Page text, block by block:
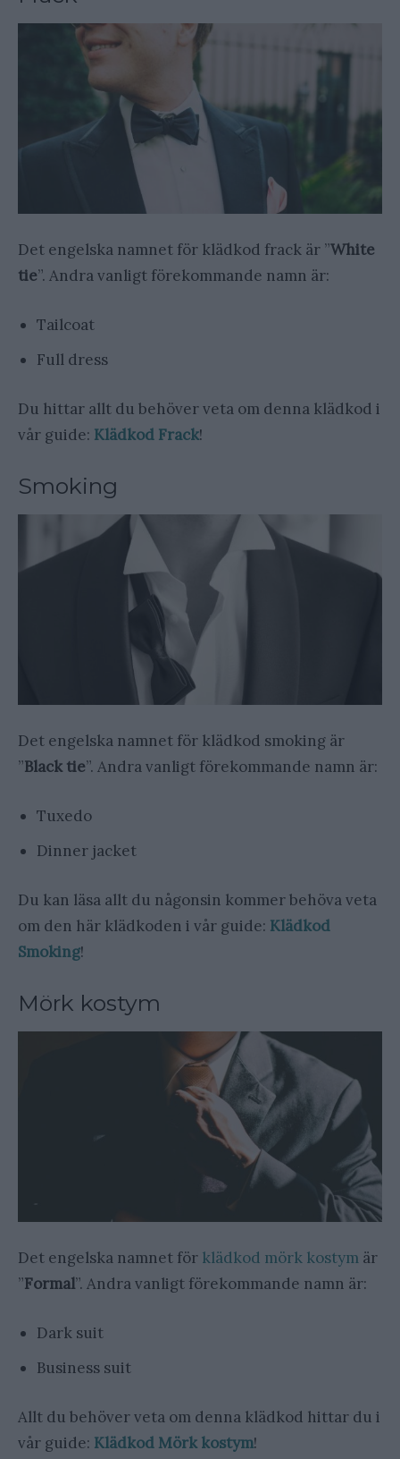
Det engelska namnet för klädkod frack är ”White
tie”. Andra vanligt förekommande namn är:
Tailcoat
Full dress
Du hittar allt du behöver veta om denna klädkod i
vår guide: Klädkod Frack!
Smoking
Det engelska namnet för klädkod smoking är
”Black tie”. Andra vanligt förekommande namn är:
Tuxedo
Dinner jacket
Du kan läsa allt du någonsin kommer behöva veta
om den här klädkoden i vår guide: Klädkod
Smoking!
Mörk kostym
Det engelska namnet för klädkod mörk kostym är
”Formal”. Andra vanligt förekommande namn är:
Dark suit
Business suit
Allt du behöver veta om denna klädkod hittar du i
vår guide: Klädkod Mörk kostym!